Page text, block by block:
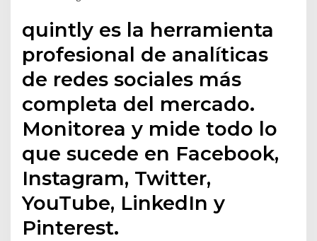
quintly es la herramienta
profesional de analíticas
de redes sociales más
completa del mercado.
Monitorea y mide todo lo
que sucede en Facebook,
Instagram, Twitter,
YouTube, LinkedIn y
Pinterest.